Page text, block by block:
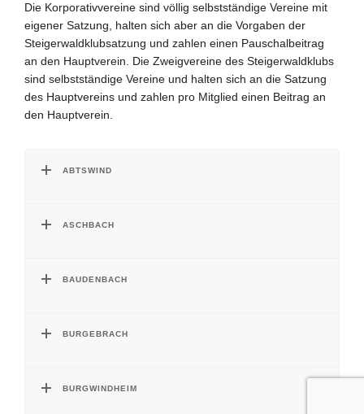
Die Korporativvereine sind völlig selbstständige Vereine mit
eigener Satzung, halten sich aber an die Vorgaben der
Steigerwaldklubsatzung und zahlen einen Pauschalbeitrag
an den Hauptverein. Die Zweigvereine des Steigerwaldklubs
sind selbstständige Vereine und halten sich an die Satzung
des Hauptvereins und zahlen pro Mitglied einen Beitrag an
den Hauptverein.
ABTSWIND
ASCHBACH
BAUDENBACH
BURGEBRACH
BURGWINDHEIM